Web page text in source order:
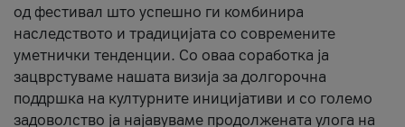
од фестивал што успешно ги комбинира
наследството и традицијата со современите
уметнички тенденции. Со оваа соработка ја
зацврстуваме нашата визија за долгорочна
поддршка на културните иницијативи и со големо
задоволство ја најавуваме продолжената улога на